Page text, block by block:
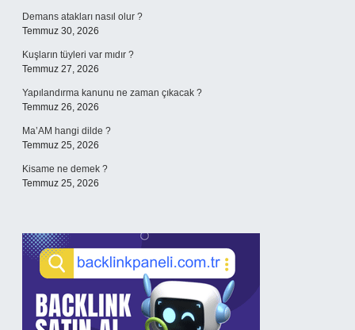
Demans atakları nasıl olur ?
Temmuz 30, 2026
Kuşların tüyleri var mıdır ?
Temmuz 27, 2026
Yapılandırma kanunu ne zaman çıkacak ?
Temmuz 26, 2026
Ma’AM hangi dilde ?
Temmuz 25, 2026
Kisame ne demek ?
Temmuz 25, 2026